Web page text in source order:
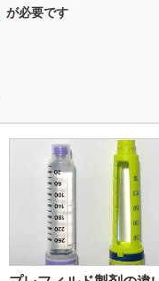
が必要です